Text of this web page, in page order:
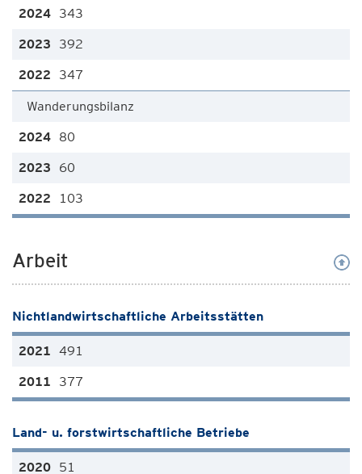
343
392
347
Wanderungsbilanz
80
60
103
Arbeit
Nichtlandwirtschaftliche Arbeitsstätten
491
377
Land- u. forstwirtschaftliche Betriebe
51